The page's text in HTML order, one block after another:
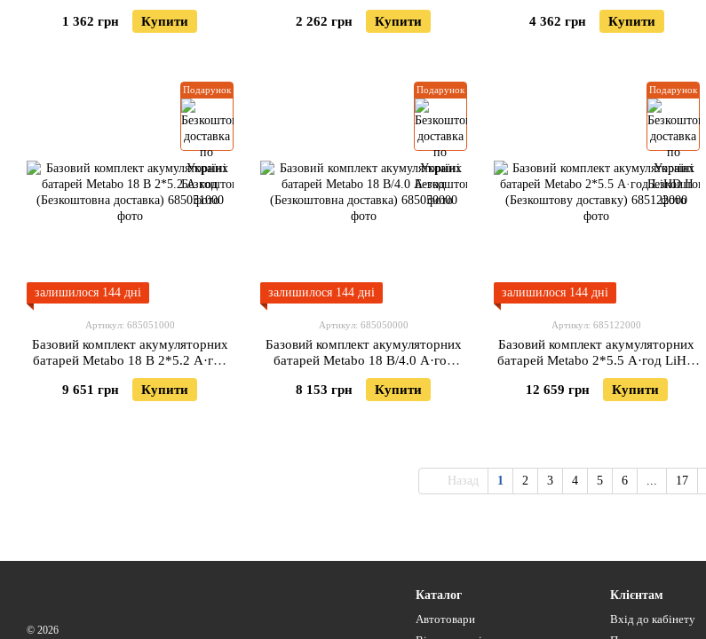
(1600A01L3D)
1 362 грн
Купити 2 262 грн Купити 4 362 грн Купити
Подарунок
залишилося 144 дні
Артикул: 685051000
Базовий комплект акумуляторних
батарей Metabo 18 В 2*5.2 А·год
(Безкоштовна доставка)
9 651 грн
Купити
Подарунок
залишилося 144 дні
Артикул: 685050000
Базовий комплект акумуляторних
батарей Metabo 18 В/4.0 А·год
(Безкоштовна доставка)
8 153 грн
Купити
Подарунок
залишилося 144 дні
Артикул: 685122000
Базовий комплект акумуляторних
батарей Metabo 2*5.5 А·год LiHD
II (Безкоштову доставку)
12 659 грн
Купити
Назад 1 2 3 4 5 6 ... 17
© 2026
Каталог
Автотовари
Клієнтам
Вхід до кабінету